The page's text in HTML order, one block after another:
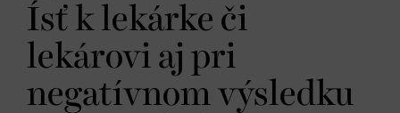
Ísť k lekárke či
lekárovi aj pri
negatívnom výsledku